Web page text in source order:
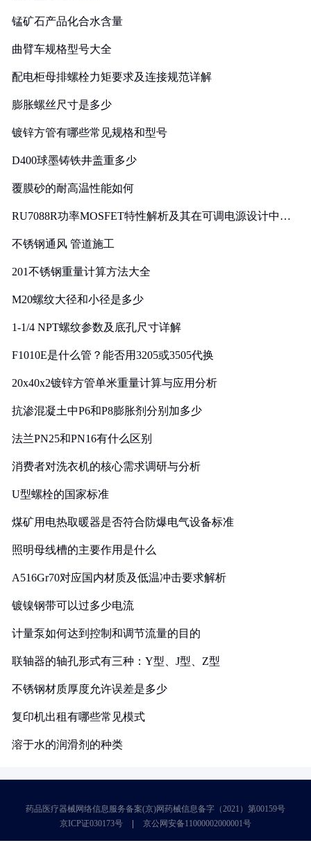
锰矿石产品化合水含量
曲臂车规格型号大全
配电柜母排螺栓力矩要求及连接规范详解
膨胀螺丝尺寸是多少
镀锌方管有哪些常见规格和型号
D400球墨铸铁井盖重多少
覆膜砂的耐高温性能如何
RU7088R功率MOSFET特性解析及其在可调电源设计中的
不锈钢通风 管道施工
201不锈钢重量计算方法大全
M20螺纹大径和小径是多少
1-1/4 NPT螺纹参数及底孔尺寸详解
F1010E是什么管？能否用3205或3505代换
20x40x2镀锌方管单米重量计算与应用分析
抗渗混凝土中P6和P8膨胀剂分别加多少
法兰PN25和PN16有什么区别
消费者对洗衣机的核心需求调研与分析
U型螺栓的国家标准
煤矿用电热取暖器是否符合防爆电气设备标准
照明母线槽的主要作用是什么
A516Gr70对应国内材质及低温冲击要求解析
镀镍钢带可以过多少电流
计量泵如何达到控制和调节流量的目的
联轴器的轴孔形式有三种：Y型、J型、Z型
不锈钢材质厚度允许误差是多少
复印机出租有哪些常见模式
溶于水的润滑剂的种类
药品医疗器械网络信息服务备案(京)网药械信息备字（2021）第00159号
京ICP证030173号
京公网安备11000002000001号